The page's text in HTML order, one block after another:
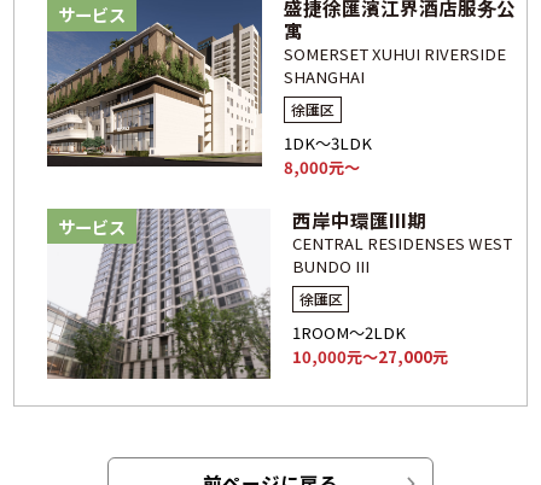
サービス
盛捷徐匯濱江界酒店服务公
寓
SOMERSET XUHUI RIVERSIDE
SHANGHAI
徐匯区
1DK～3LDK
8,000元～
サービス 西岸中環匯III期
CENTRAL RESIDENSES WEST
BUNDO III
徐匯区
1ROOM～2LDK
10,000元～27,000元